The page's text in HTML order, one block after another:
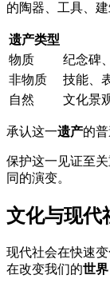
的陶器、工具、建
遗产类型
物质
纪念碑
非物质
技能、
自然
文化景
承认这一遗产的
保护这一见证至
同的演变。
文化与现代
现代社会在快速
在改变我们的世界